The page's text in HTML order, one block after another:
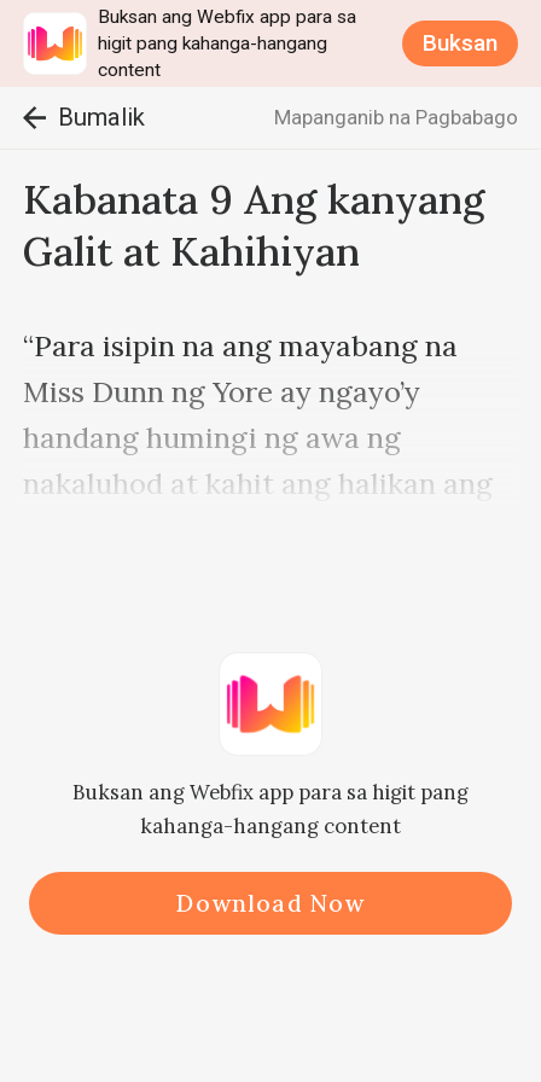
Buksan ang Webfix app para sa
higit pang kahanga-hangang
content
Buksan
Bumalik Mapanganib na Pagbabago
Kabanata 9 Ang kanyang
Galit at Kahihiyan
“Para isipin na ang mayabang na
Miss Dunn ng Yore ay ngayo’y
handang humingi ng awa ng
nakaluhod at kahit ang halikan ang
matandang lalaking si Joseph Dunn
kung maririnig niya ang tungkol
Nanginig ang katawan ni Jane at
siya ay biglang namutla, ngunit sa
sumunod na segundo, may naalala
Buksan ang Webfix app para sa higit pang
kahanga-hangang content
Download Now